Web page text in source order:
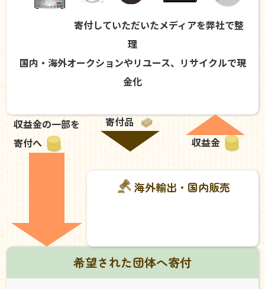
寄付していただいたメディアを弊社で整
理
国内・海外オークションやリユース、リサイクルで現
金化
収益金の一部を
寄付へ
寄付品
収益金
海外輸出・国内販売
希望された団体へ寄付